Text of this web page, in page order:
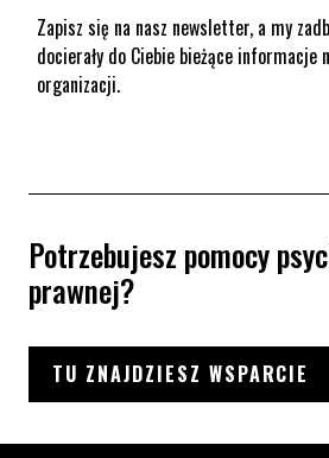
Zapisz się na nasz newsletter, a my
docierały do Ciebie bieżące informacje
organizacji.
Potrzebujesz pomocy
prawnej?
TU ZNAJDZIESZ WSPARCIE